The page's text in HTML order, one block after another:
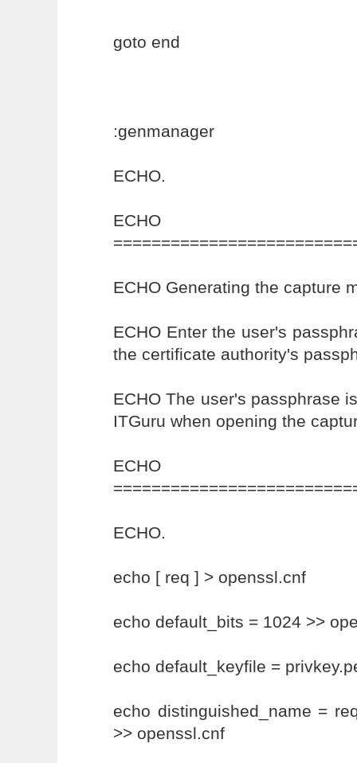
goto end
:genmanager
ECHO.
ECHO
ECHO Generating the capture
ECHO Enter the user's
the certificate authority's
ECHO The user's passphrase
ITGuru when opening the
ECHO
ECHO.
echo [ req ] > openssl.cnf
echo default_bits = 1024 >>
echo default_keyfile =
echo distinguished_name =
>> openssl.cnf